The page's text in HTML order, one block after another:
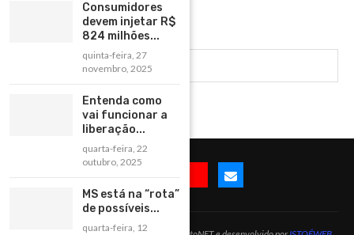
Consumidores
devem injetar R$
824 milhões...
quinta-feira, 27
novembro, 2025
Entenda como
vai funcionar a
liberação...
quarta-feira, 22
outubro, 2025
MS está na “rota”
de possíveis...
quarta-feira, 12